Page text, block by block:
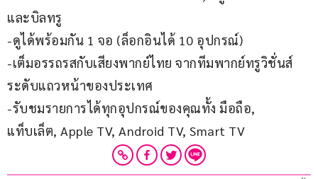
และบิลทรู
-ดูได้พร้อมกัน 1 จอ (ล็อกอินได้ 10 อุปกรณ์)
-เต็มอรรถรสกับเสียงพากย์ไทย จากทีมพากย์ทรูวิชั่นส์
ระดับแถวหน้าของประเทศ
-รับชมรายการได้ทุกอุปกรณ์ของคุณทั้ง มือถือ,
แท็บเล็ต, Apple TV, Android TV, Smart TV